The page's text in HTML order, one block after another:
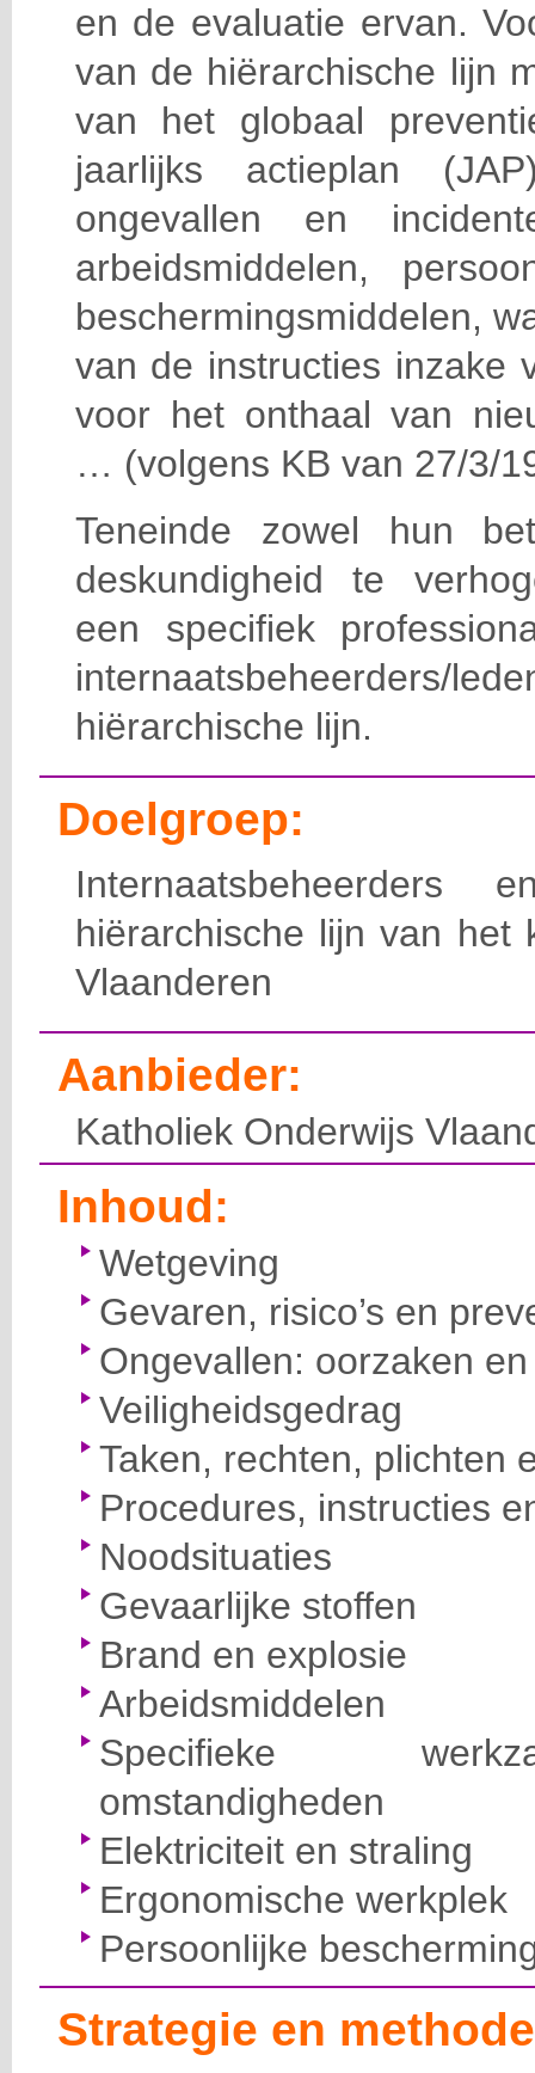
en de evaluatie ervan.
van de hiërarchische lijn
van het globaal
jaarlijks actieplan
ongevallen en
arbeidsmiddelen,
beschermingsmiddelen,
van de instructies inzake
voor het onthaal van
… (volgens KB van 27/3/
Teneinde zowel hun
deskundigheid te
een specifiek
hiërarchische lijn.
Doelgroep:
hiërarchische lijn van het
Vlaanderen
Aanbieder:
Katholiek Onderwijs
Inhoud:
Wetgeving
Gevaren, risico’s en
Ongevallen: oorzaken
Veiligheidsgedrag
Taken, rechten, plichten
Procedures, instructies
Noodsituaties
Gevaarlijke stoffen
Brand en explosie
Arbeidsmiddelen
Specifieke
omstandigheden
Elektriciteit en straling
Ergonomische werkplek
Persoonlijke
Strategie en